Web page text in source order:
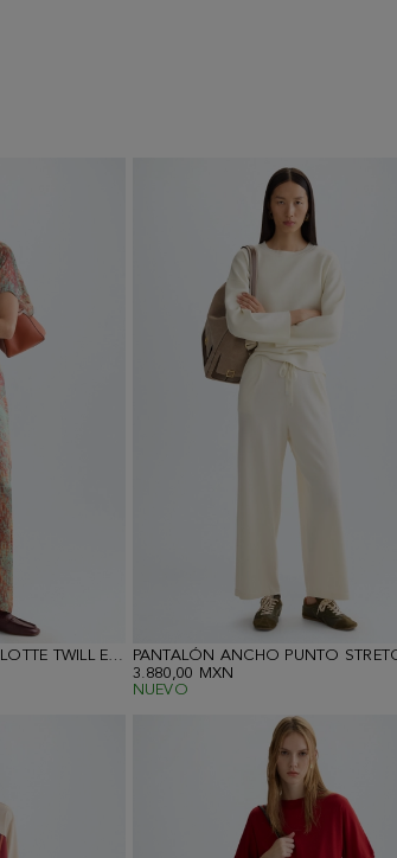
PANTALÓN PIJAMERO CULOTTE TWILL ESTAMPADO CUBOS
3.880,00 MXN
NUEVO